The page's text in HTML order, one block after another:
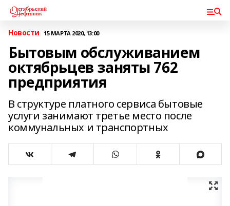
Новости 15 МАРТА 2020, 13:00
Бытовым обслуживанием
октябрьцев заняты 762
предприятия
В структуре платного сервиса бытовые
услуги занимают третье место после
коммунальных и транспортных